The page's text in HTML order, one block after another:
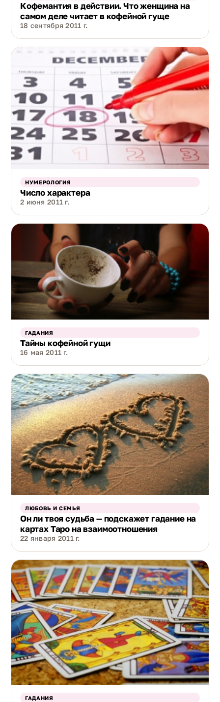
Кофемантия в действии. Что женщина на
самом деле читает в кофейной гуще
18 сентября 2011 г.
НУМЕРОЛОГИЯ
Число характера
2 июня 2011 г.
ГАДАНИЯ
Тайны кофейной гущи
16 мая 2011 г.
ЛЮБОВЬ И СЕМЬЯ
Он ли твоя судьба — подскажет гадание на
картах Таро на взаимоотношения
22 января 2011 г.
ГАДАНИЯ